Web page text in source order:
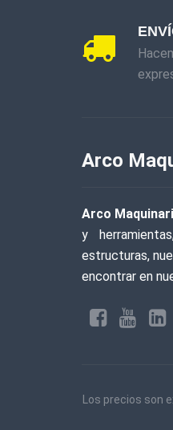
Arco
Arco
y
estructuras,
encontrar en
Los precios son